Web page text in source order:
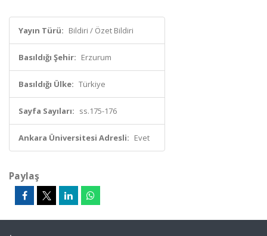
Yayın Türü: Bildiri / Özet Bildiri
Basıldığı Şehir: Erzurum
Basıldığı Ülke: Türkiye
Sayfa Sayıları: ss.175-176
Ankara Üniversitesi Adresli: Evet
Paylaş